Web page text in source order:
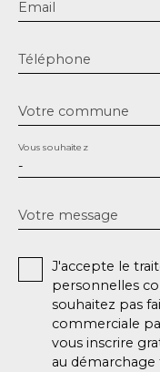
Email
Téléphone
Votre commune
-
Vous souhaitez
Votre message
J'accepte le
personnelles
souhaitez pas
commerciale
vous inscrire
au